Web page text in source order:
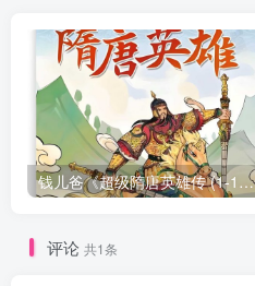
钱儿爸《超级隋唐英雄传 (1-10季) +超级隋唐英雄后传 (1-4季）
评论 共1条